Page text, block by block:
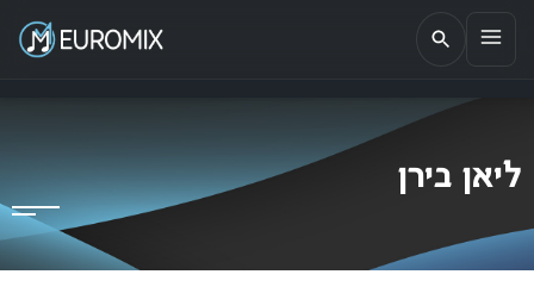
EUROMIX
אתר הבית של האירוויזיון בישראל
ליאן בירן